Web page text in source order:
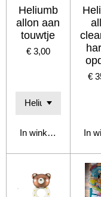
Heliumb
allon aan
touwtje
€ 3,00
In winkelwagen
€
In